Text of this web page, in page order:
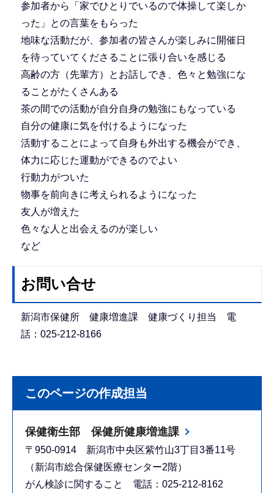
参加者から「家でひとりでいるので体操して楽しか
った」との言葉をもらった
地味な活動だが、参加者の皆さんが楽しみに開催日
を待っていてくださることに張り合いを感じる
高齢の方（先輩方）とお話しでき、色々と勉強にな
ることがたくさんある
茶の間での活動が自分自身の勉強にもなっている
自分の健康に気を付けるようになった
活動することによって自身も外出する機会ができ、
体力に応じた運動ができるのでよい
行動力がついた
物事を前向きに考えられるようになった
友人が増えた
色々な人と出会えるのが楽しい
など
お問い合せ
新潟市保健所 健康増進課 健康づくり担当 電
話：025-212-8166
このページの作成担当
保健衛生部 保健所健康増進課
〒950-0914 新潟市中央区紫竹山3丁目3番11号
（新潟市総合保健医療センター2階）
がん検診に関すること 電話：025-212-8162